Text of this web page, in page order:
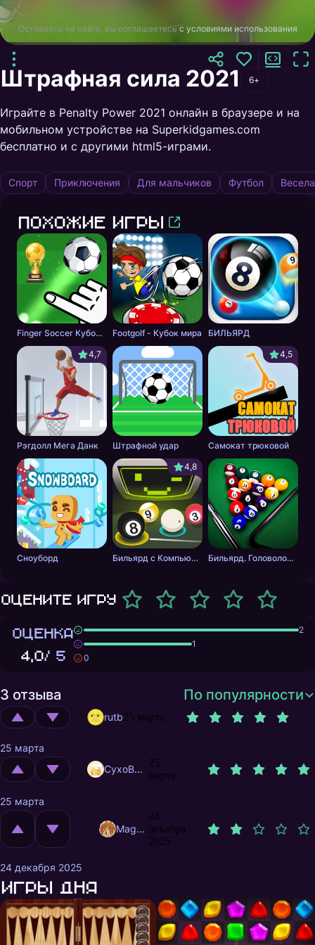
Оставаясь на сайте, вы соглашаетесь с условиями использования
Штрафная сила 2021 6+
Играйте в Penalty Power 2021 онлайн в браузере и на
мобильном устройстве на Superkidgames.com
бесплатно и с другими html5-играми.
Спорт Приключения Для мальчиков Футбол
Похожие игры
Finger Soccer Кубок мира Footgolf - Кубок мира
БИЛЬЯРД
4,7
Рэгдолл Мега Данк Штрафной удар
4,5
Самокат трюковой
Сноуборд
4,8
Бильярд с Компьютером Бильярд. Головоломка.
Оцените игру
ОЦЕНКА
4,0/ 5
2
1
0
3 отзыва По популярности
rutb25 марта
25 марта
CyxoB666
25
марта
25 марта
MagnificentMrFox
24
декабря
2025
24 декабря 2025
Игры дня